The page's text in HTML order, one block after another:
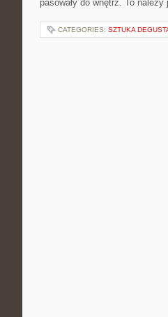
pasowały do wnętrz. To
CATEGORIES: SZTUKA